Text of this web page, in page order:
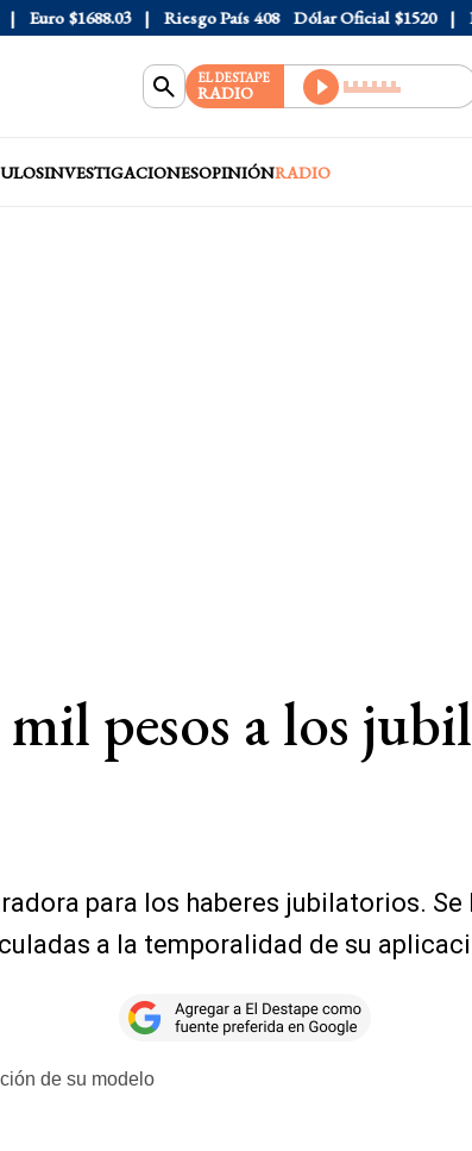
Euro $1688.03 Riesgo País 408 Dólar Oficial $1520
EL DESTAPE
RADIO
INVESTIGACIONESOPINIÓNRADIO
pesos a los
para los haberes jubilatorios.
a la temporalidad de su